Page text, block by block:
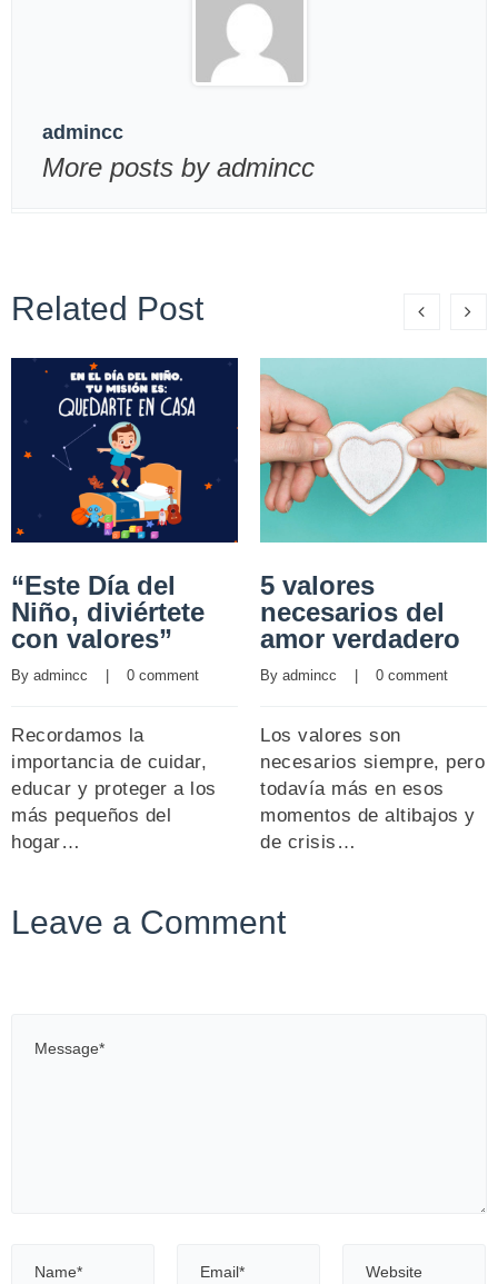
admincc
More posts by admincc
Related Post
“Este Día del
Niño, diviértete
con valores”
By admincc 0 comment
Recordamos la
importancia de cuidar,
educar y proteger a los
más pequeños del
hogar…
5 valores
necesarios del
amor verdadero
By admincc 0 comment
Los valores son
necesarios siempre, pero
todavía más en esos
momentos de altibajos y
de crisis…
Leave a Comment